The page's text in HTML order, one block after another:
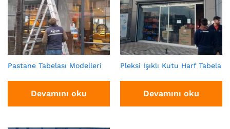
Pastane Tabelası Modelleri
Devamını oku
Pleksi Işıklı Kutu Harf Tabela
Devamını oku